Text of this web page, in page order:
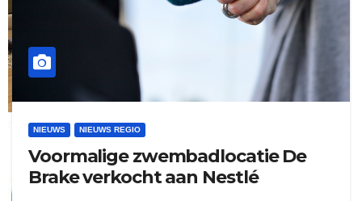
ruitengaparket
NIEUWS NIEUWS REGIO
Voormalige zwembadlocatie De
Brake verkocht aan Nestlé